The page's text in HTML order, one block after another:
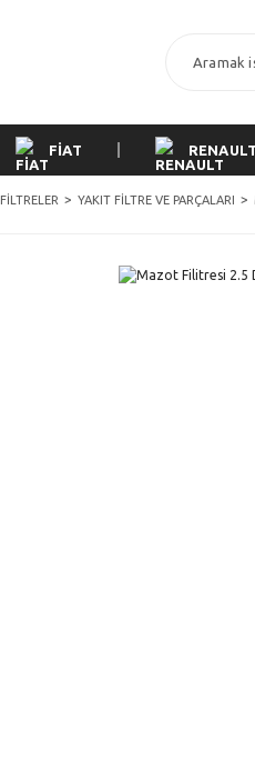
FİAT RENAULT
FİLTRELER YAKIT FİLTRE VE PARÇALARI